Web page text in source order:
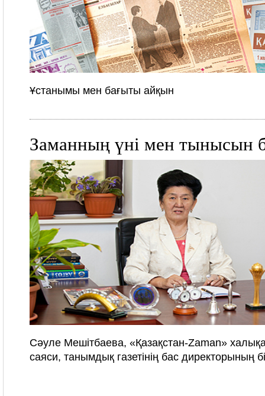
Ұстанымы мен бағыты айқын
Заманның үні мен тынысын
Сәуле Мешітбаева, «Қазақстан-Zaman»
саяси, танымдық газетінің бас директорының